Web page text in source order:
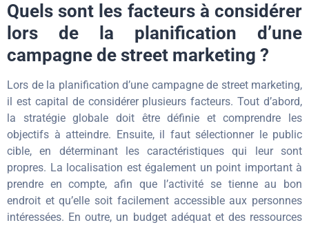
Quels sont les facteurs à considérer
lors de la planification d’une
campagne de street marketing ?
Lors de la planification d’une campagne de street marketing,
il est capital de considérer plusieurs facteurs. Tout d’abord,
la stratégie globale doit être définie et comprendre les
objectifs à atteindre. Ensuite, il faut sélectionner le public
cible, en déterminant les caractéristiques qui leur sont
propres. La localisation est également un point important à
prendre en compte, afin que l’activité se tienne au bon
endroit et qu’elle soit facilement accessible aux personnes
intéressées. En outre, un budget adéquat et des ressources